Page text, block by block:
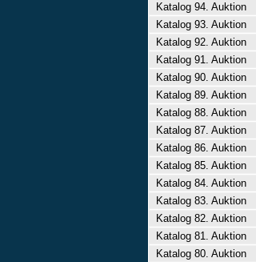
Katalog 94. Auktion
Katalog 93. Auktion
Katalog 92. Auktion
Katalog 91. Auktion
Katalog 90. Auktion
Katalog 89. Auktion
Katalog 88. Auktion
Katalog 87. Auktion
Katalog 86. Auktion
Katalog 85. Auktion
Katalog 84. Auktion
Katalog 83. Auktion
Katalog 82. Auktion
Katalog 81. Auktion
Katalog 80. Auktion